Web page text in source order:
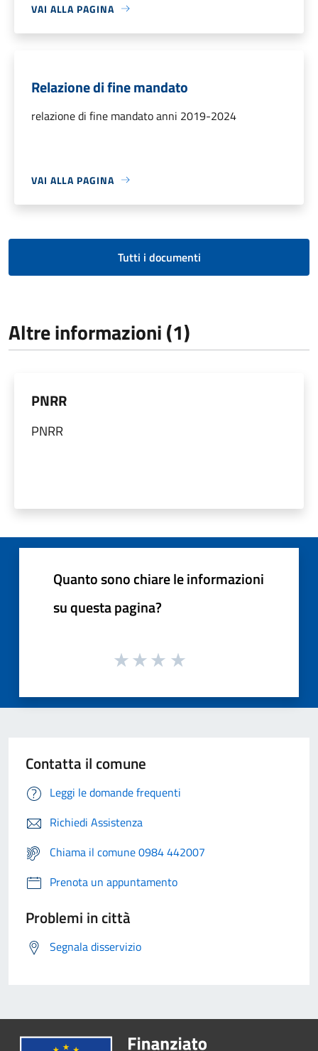
VAI ALLA PAGINA
Relazione di fine mandato
relazione di fine mandato anni 2019-2024
VAI ALLA PAGINA
Tutti i documenti
Altre informazioni (1)
PNRR
PNRR
Quanto sono chiare le informazioni
su questa pagina?
Contatta il comune
Leggi le domande frequenti
Richiedi Assistenza
Chiama il comune 0984 442007
Prenota un appuntamento
Problemi in città
Segnala disservizio